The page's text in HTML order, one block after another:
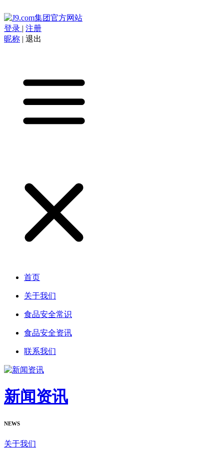
登录 | 注册
昵称 | 退出
首页
关于我们
食品安全常识
食品安全资讯
联系我们
新闻资讯
NEWS
关于我们